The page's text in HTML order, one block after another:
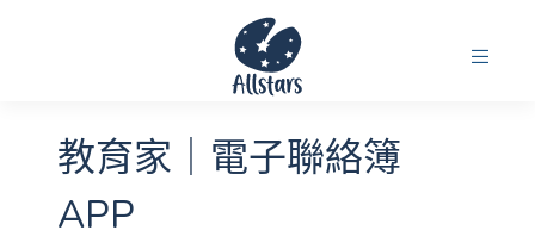
教育家｜電子聯絡簿
APP